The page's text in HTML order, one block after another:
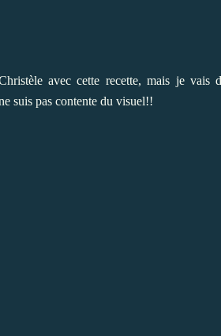
avec cette recette, mais je vais
suis pas contente du visuel!!